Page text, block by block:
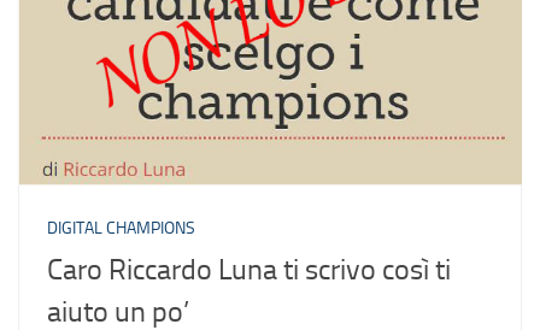
DIGITAL CHAMPIONS
Caro Riccardo Luna ti scrivo così ti
aiuto un po’